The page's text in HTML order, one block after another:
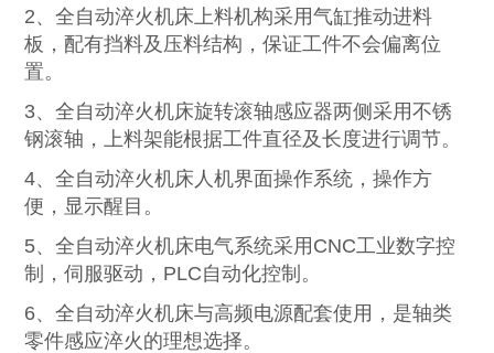
2、全自动淬火机床上料机构采用气缸推动进料
板，配有挡料及压料结构，保证工件不会偏离位
置。
3、全自动淬火机床旋转滚轴感应器两侧采用不锈
钢滚轴，上料架能根据工件直径及长度进行调节。
4、全自动淬火机床人机界面操作系统，操作方
便，显示醒目。
5、全自动淬火机床电气系统采用CNC工业数字控
制，伺服驱动，PLC自动化控制。
6、全自动淬火机床与高频电源配套使用，是轴类
零件感应淬火的理想选择。